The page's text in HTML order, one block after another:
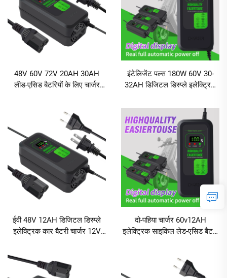
48V 60V 72V 20AH 30AH
लीड-एसिड बैटरियों के लिए चार्जर
पहिया वाहनों के लिए
इंटेलिजेंट पल्स 180W 60V 30-
32AH डिजिटल डिस्प्ले इलेक्ट्रिक
चार्जर AC/DC पोर्ट के साथ
ईवी 48V 12AH डिजिटल डिस्प्ले
इलेक्ट्रिक कार बैटरी चार्जर 12V
इलेक्ट्रिक टूल
दो-पहिया चार्जर 60v12AH
इलेक्ट्रिक साइकिल लेड-एसिड बैटरी